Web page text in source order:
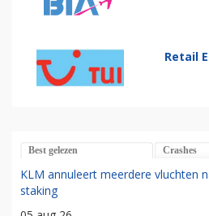
Retail
Best gelezen Crashes
KLM annuleert meerdere vluchten
staking